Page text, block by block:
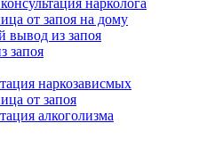
нарколога
от запоя на дому
вывод из запоя
запоя
наркозависмых
от запоя
алкоголизма